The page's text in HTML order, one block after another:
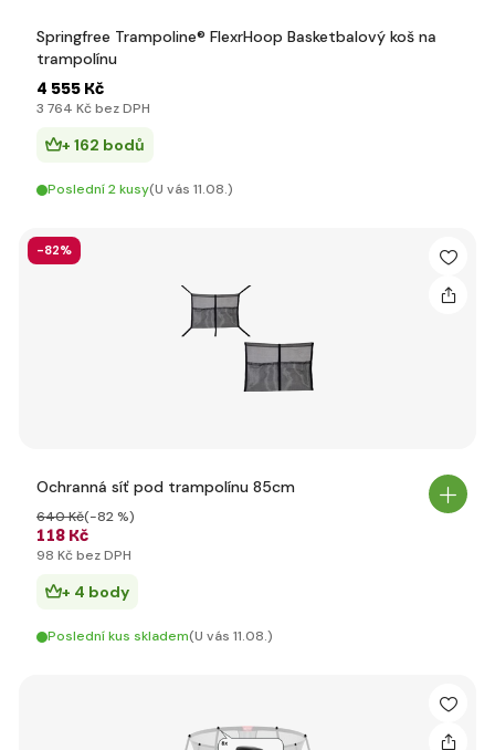
Springfree Trampoline® FlexrHoop Basketbalový koš na
trampolínu
4 555 Kč
3 764 Kč bez DPH
+ 162 bodů
Poslední 2 kusy(U vás 11.08.)
-82%
Ochranná síť pod trampolínu 85cm
118 Kč
640 Kč(-82 %)
98 Kč bez DPH
+ 4 body
Poslední kus skladem(U vás 11.08.)